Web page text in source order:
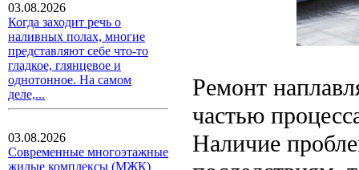
03.08.2026
Когда заходит речь о
наливных полах, многие
представляют себе что-то
гладкое, глянцевое и
однотонное. На самом
деле,...
03.08.2026
Современные многоэтажные
жилые комплексы (МЖК)
Ремонт
частью
Наличие